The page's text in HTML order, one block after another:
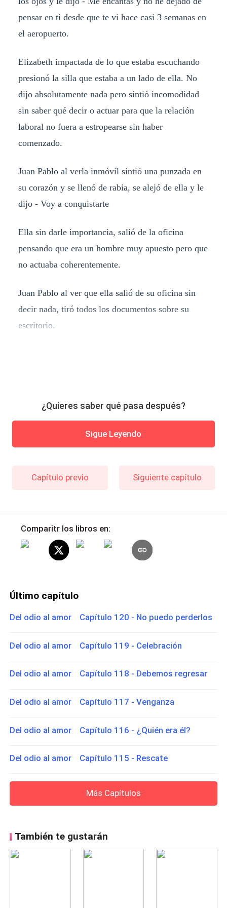
pensar en ti desde que te vi hace casi 3 semanas en
el aeropuerto.
Elizabeth impactada de lo que estaba escuchando
presionó la silla que estaba a un lado de ella. No
dijo absolutamente nada pero sintió incomodidad
sin saber qué decir o actuar para que la relación
laboral no fuera a estropearse sin haber
comenzado.
Juan Pablo al verla inmóvil sintió una punzada en
su corazón y se llenó de rabia, se alejó de ella y le
dijo - Voy a conquistarte
Ella sin darle importancia, salió de la oficina
pensando que era un hombre muy apuesto pero que
no actuaba coherentemente.
Juan Pablo al ver que ella salió de su oficina sin
decir nada, tiró todos los documentos sobre su
escritorio.
¿Quieres saber qué pasa después?
Sigue Leyendo
Capítulo previo Siguiente capítulo
Comparitr los libros en:
Último capítulo
Del odio al amor Capítulo 120 - No puedo perderlos
Del odio al amor Capítulo 119 - Celebración
Del odio al amor Capítulo 118 - Debemos regresar
Del odio al amor Capítulo 117 - Venganza
Del odio al amor Capítulo 116 - ¿Quién era él?
Del odio al amor Capítulo 115 - Rescate
Más Capítulos
También te gustarán